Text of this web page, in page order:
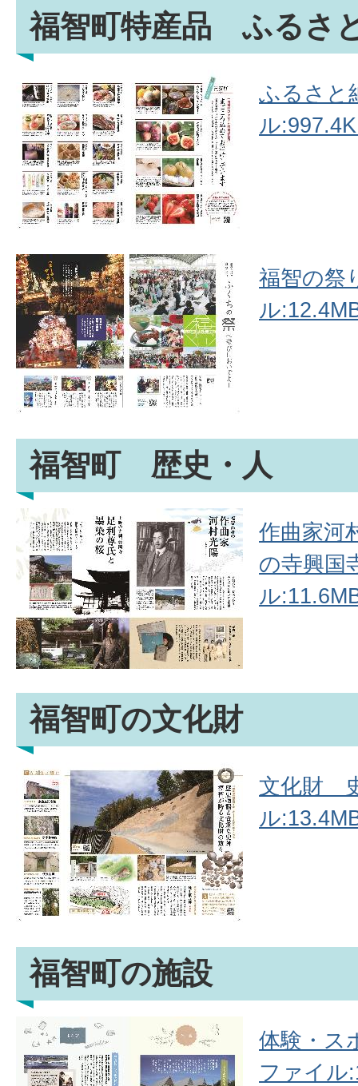
福智町特産品 ふるさ
ふるさと
ル
福智の祭
ル
福智町 歴史・人
作曲家河
の寺興国
ル
福智町の文化財
文化財
ル
福智町の施設
体験・ス
ファイル